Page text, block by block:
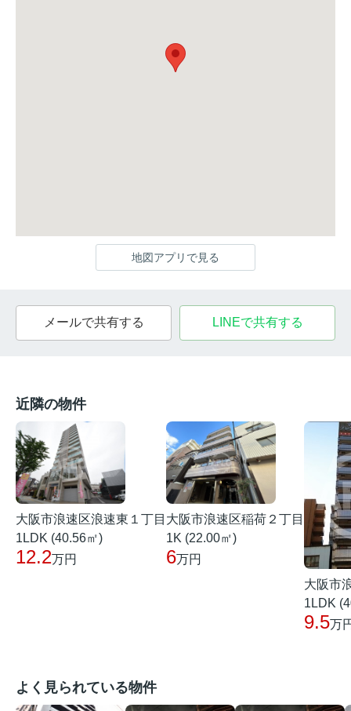
地図アプリで見る
メールで共有する LINEで共有する
近隣の物件
大阪市浪速区浪速東１丁目
1LDK (40.56㎡)
12.2万円
大阪市浪速区稲荷２丁目
1K (22.00㎡)
6万円
大阪市
1LDK
9.5万
よく見られている物件